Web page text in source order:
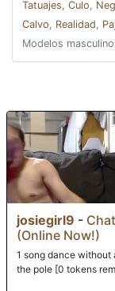
comienza a follarla
principio, Aderas
que Kris tenía libre
planificación
está, por supuesto,
obviamente, en un
una herramienta de
que la boda
una boda memorable.
Tatuajes, Culo,
Calvo, Realidad,
Modelos
josiegirl9 -
(Online Now!)
1 song dance without
the pole [0 tokens